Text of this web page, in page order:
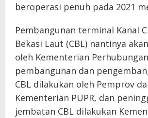
beroperasi penuh pada 2021
Pembangunan terminal Kanal
Bekasi Laut (CBL) nantinya
oleh Kementerian
pembangunan dan
CBL dilakukan oleh Pemprov
Kementerian PUPR, dan
jembatan CBL dilakukan